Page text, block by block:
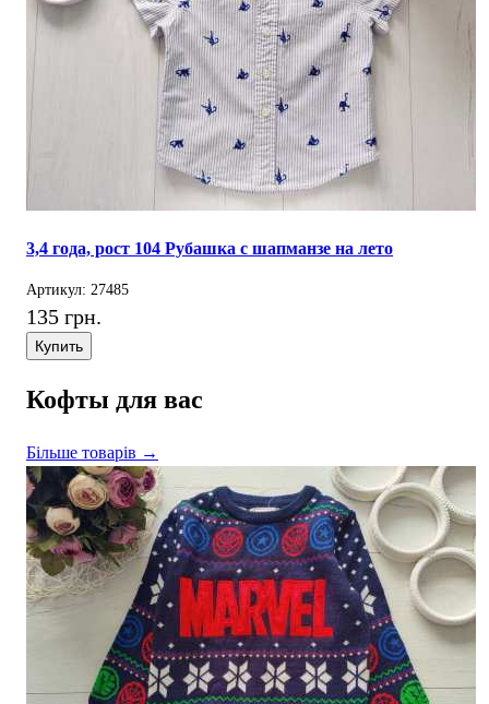
3,4 года, рост 104 Рубашка с шапманзе на лето
Артикул: 27485
135 грн.
Купить
Кофты для вас
Більше товарів →